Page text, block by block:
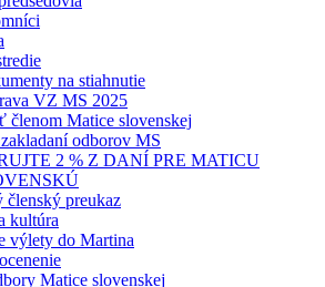
na stiahnutie
VZ MS 2025
členom Matice slovenskej
odborov MS
2 % Z DANÍ PRE MATICU
členský preukaz
kultúra
výlety do Martina
Matice slovenskej